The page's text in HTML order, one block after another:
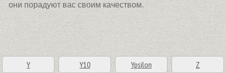
они порадуют вас своим качеством.
Y Y10 Ypsilon Z